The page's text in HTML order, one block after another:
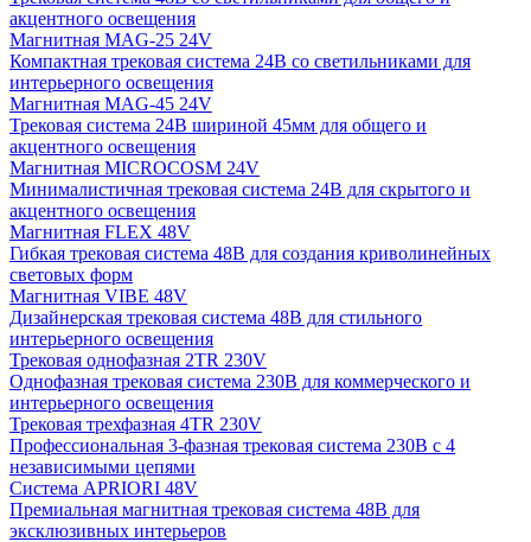
акцентного освещения
Магнитная MAG-25 24V
Компактная трековая система 24В со светильниками для
интерьерного освещения
Магнитная MAG-45 24V
Трековая система 24В шириной 45мм для общего и
акцентного освещения
Магнитная MICROCOSM 24V
Минималистичная трековая система 24В для скрытого и
акцентного освещения
Магнитная FLEX 48V
Гибкая трековая система 48В для создания криволинейных
световых форм
Магнитная VIBE 48V
Дизайнерская трековая система 48В для стильного
интерьерного освещения
Трековая однофазная 2TR 230V
Однофазная трековая система 230В для коммерческого и
интерьерного освещения
Трековая трехфазная 4TR 230V
Профессиональная 3-фазная трековая система 230В с 4
независимыми цепями
Система APRIORI 48V
Премиальная магнитная трековая система 48В для
эксклюзивных интерьеров